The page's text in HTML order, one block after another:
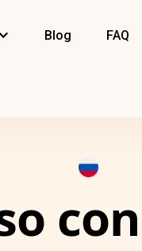
Blog FAQ